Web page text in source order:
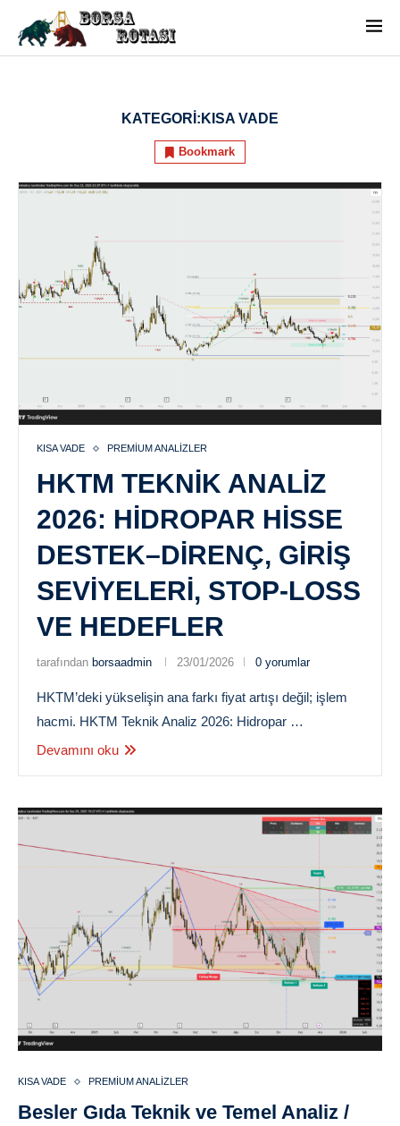
KATEGORI: KISA VADE
Bookmark
KISA VADE PREMIUM ANALIZLER
HKTM TEKNIK ANALIZ
2026: HIDROPAR HISSE
DESTEK–DIRENÇ, GIRIŞ
SEVIYELERI, STOP-LOSS
VE HEDEFLER
tarafından borsaadmin 23/01/2026 0 yorumlar
HKTM’deki yükselişin ana farkı fiyat artışı değil; işlem
hacmi. HKTM Teknik Analiz 2026: Hidropar …
Devamını oku
KISA VADE PREMIUM ANALIZLER
Besler Gıda Teknik ve Temel Analiz /